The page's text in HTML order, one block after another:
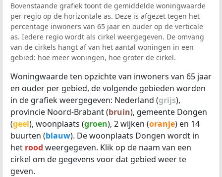
Bovenstaande grafiek toont de gemiddelde woningwaarde
per regio op de horizontale as. Deze is afgezet tegen het
percentage inwoners van 65 jaar en ouder op de verticale
as. Iedere regio wordt als cirkel weergegeven. De omvang
van de cirkels hangt af van het aantal woningen in een
gebied: hoe meer woningen, hoe groter de cirkel.
Woningwaarde ten opzichte van inwoners van 65 jaar
en ouder per gebied, de volgende gebieden worden
in de grafiek weergegeven: Nederland (grijs),
provincie Noord-Brabant (bruin), gemeente Dongen
(geel), woonplaats (groen), 2 wijken (oranje) en 14
buurten (blauw). De woonplaats Dongen wordt in
het rood weergegeven. Klik op de naam van een
cirkel om de gegevens voor dat gebied weer te
geven.